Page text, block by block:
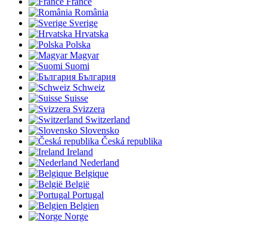
România
Sverige
Hrvatska
Polska
Magyar
Suomi
България
Schweiz
Suisse
Svizzera
Switzerland
Slovensko
Česká republika
Ireland
Nederland
Belgique
België
Portugal
Belgien
Norge